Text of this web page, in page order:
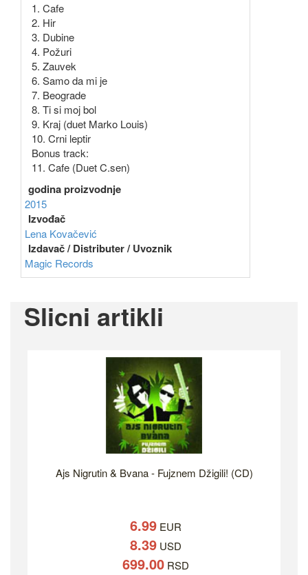
1. Cafe
2. Hir
3. Dubine
4. Požuri
5. Zauvek
6. Samo da mi je
7. Beograde
8. Ti si moj bol
9. Kraj (duet Marko Louis)
10. Crni leptir
Bonus track:
11. Cafe (Duet C.sen)
godina proizvodnje
2015
Izvođač
Lena Kovačević
Izdavač / Distributer / Uvoznik
Magic Records
Slicni artikli
Ajs Nigrutin & Bvana - Fujznem Džigili! (CD)
6.99 EUR
8.39 USD
699.00 RSD